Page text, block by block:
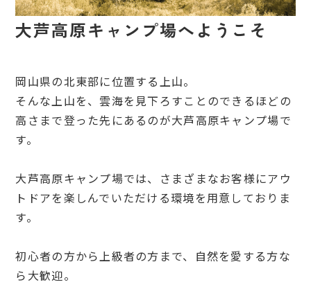
大芦高原キャンプ場へようこそ
岡山県の北東部に位置する上山。
そんな上山を、雲海を見下ろすことのできるほどの
高さまで登った先にあるのが大芦高原キャンプ場で
す。
大芦高原キャンプ場では、さまざまなお客様にアウ
トドアを楽しんでいただける環境を用意しておりま
す。
初心者の方から上級者の方まで、自然を愛する方な
ら大歓迎。